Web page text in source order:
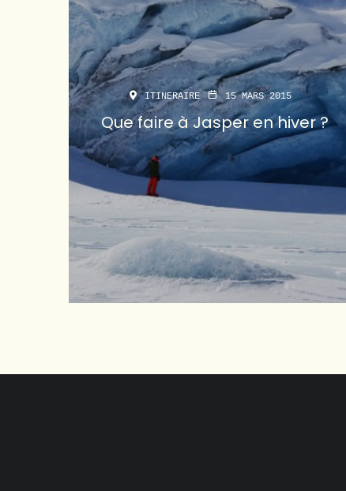
ITINERAIRE 15 MARS 2015
Que faire à Jasper en hiver ?